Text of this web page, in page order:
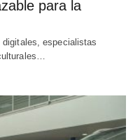
para la
especialistas